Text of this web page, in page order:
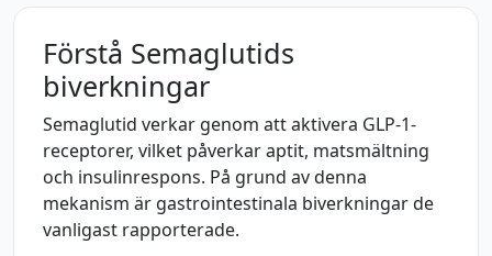
Förstå Semaglutids
biverkningar
Semaglutid verkar genom att aktivera GLP-1-
receptorer, vilket påverkar aptit, matsmältning
och insulinrespons. På grund av denna
mekanism är gastrointestinala biverkningar de
vanligast rapporterade.